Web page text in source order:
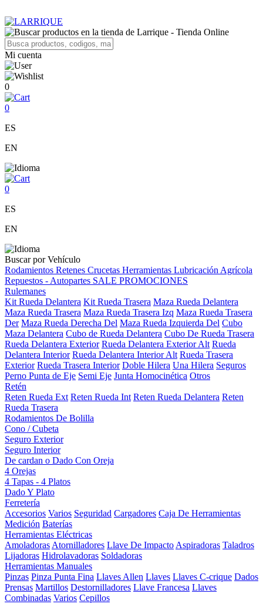
Mi cuenta
0
0
ES
EN
0
ES
EN
Buscar por Vehículo
Rodamientos Retenes Crucetas Herramientas Lubricación Agrícola
Repuestos - Autopartes SALE PROMOCIONES
Rulemanes
Kit Rueda Delantera Kit Rueda Trasera Maza Rueda Delantera
Maza Rueda Trasera Maza Rueda Trasera Izq Maza Rueda Trasera
Der Maza Rueda Derecha Del Maza Rueda Izquierda Del Cubo
Maza Delantera Cubo de Rueda Delantera Cubo De Rueda Trasera
Rueda Delantera Exterior Rueda Delantera Exterior Alt Rueda
Delantera Interior Rueda Delantera Interior Alt Rueda Trasera
Exterior Rueda Trasera Interior Doble Hilera Una Hilera Seguros
Perno Punta de Eje Semi Eje Junta Homocinética Otros
Retén
Reten Rueda Ext Reten Rueda Int Reten Rueda Delantera Reten
Rueda Trasera
Rodamientos De Bolilla
Cono / Cubeta
Seguro Exterior
Seguro Interior
De cardan o Dado Con Oreja
4 Orejas
4 Tapas - 4 Platos
Dado Y Plato
Ferretería
Accesorios Varios Seguridad Cargadores Caja De Herramientas
Medición Baterías
Herramientas Eléctricas
Amoladoras Atornilladores Llave De Impacto Aspiradoras Taladros
Lijadoras Hidrolavadoras Soldadoras
Herramientas Manuales
Pinzas Pinza Punta Fina Llaves Allen Llaves Llaves C-crique Dados
Prensas Martillos Destornilladores Llave Francesa Llaves
Combinadas Varios Cepillos